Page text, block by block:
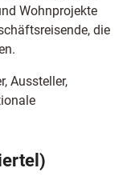
Wohnprojekte
die
Aussteller,